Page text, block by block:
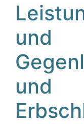
und
und